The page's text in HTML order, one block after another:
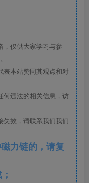
，仅供大家学习与参
表本站赞同其观点和对
何违法的相关信息，访
失效，请联系我们我们
力链的，请复